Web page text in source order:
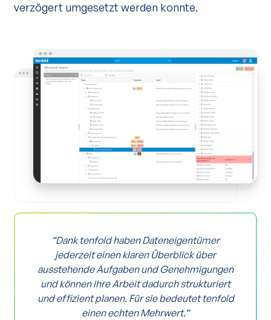
verzögert umgesetzt werden konnte.
“Dank tenfold haben Dateneigentümer
jederzeit einen klaren Überblick über
ausstehende Aufgaben und Genehmigungen
und können ihre Arbeit dadurch strukturiert
und effizient planen. Für sie bedeutet tenfold
einen echten Mehrwert.“